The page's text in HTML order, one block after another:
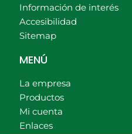
Información de interés
Accesibilidad
Sitemap
MENÚ
La empresa
Productos
Mi cuenta
Enlaces